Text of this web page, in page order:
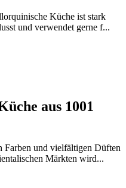
Küche ist stark
und verwendet gerne f...
aus 1001
Farben und vielfältigen Düften
Märkten wird...